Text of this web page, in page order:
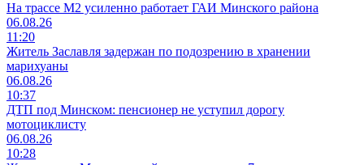
На трассе М2 усиленно работает ГАИ Минского района
06.08.26
11:20
Житель Заславля задержан по подозрению в хранении
марихуаны
06.08.26
10:37
ДТП под Минском: пенсионер не уступил дорогу
мотоциклисту
06.08.26
10:28